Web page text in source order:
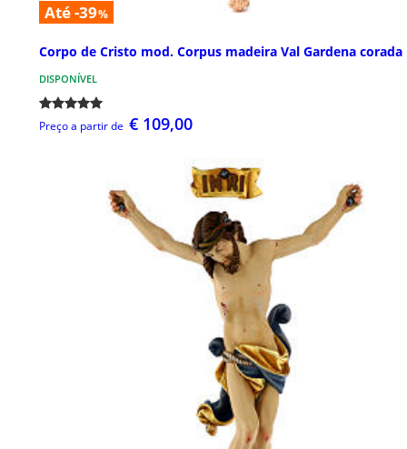
Até -39%
Corpo de Cristo mod. Corpus madeira Val Gardena corada
DISPONÍVEL
Preço a partir de € 109,00